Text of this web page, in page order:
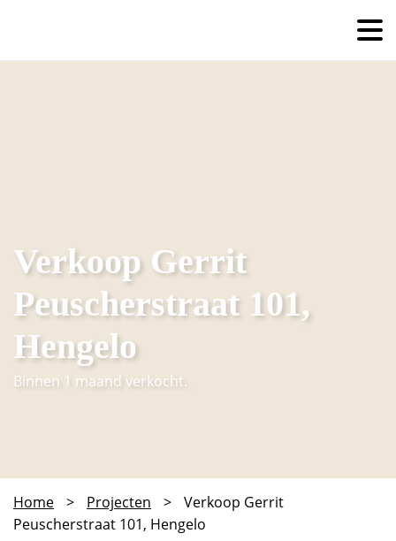
Verkoop Gerrit
Peuscherstraat 101,
Hengelo
Binnen 1 maand verkocht.
Home > Projecten >
Verkoop Gerrit
Peuscherstraat 101, Hengelo